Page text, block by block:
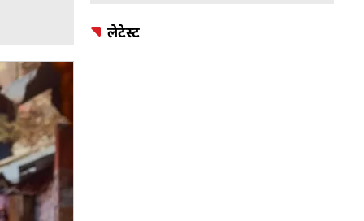
लेटेस्ट